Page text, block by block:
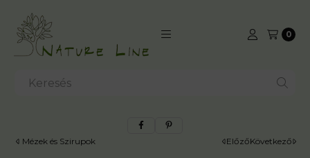
0
Mézek és Szirupok ElőzőKövetkező